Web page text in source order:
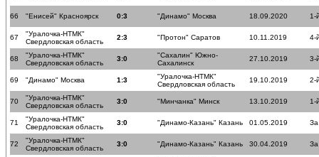
66 "Енисей" Красноярск 0:3 "Динамо" Москва 18.09.2020 1-
67
"Уралочка-НТМК"
Свердловская область
2:3 "Протон" Саратов 10.11.2019 4-
68
"Уралочка-НТМК"
Свердловская область
3:0
"Сахалин" Южно-
Сахалинск
27.10.2019 3-
69 "Динамо" Москва 1:3
"Уралочка-НТМК"
Свердловская область
19.10.2019 2-
70
"Уралочка-НТМК"
Свердловская область
3:0 "Минчанка" Минск 13.10.2019 1-
71
"Уралочка-НТМК"
Свердловская область
3:0 "Динамо-Казань" Казань 01.05.2019
72
"Уралочка-НТМК"
Свердловская область
3:0 "Динамо-Казань" Казань 30.04.2019